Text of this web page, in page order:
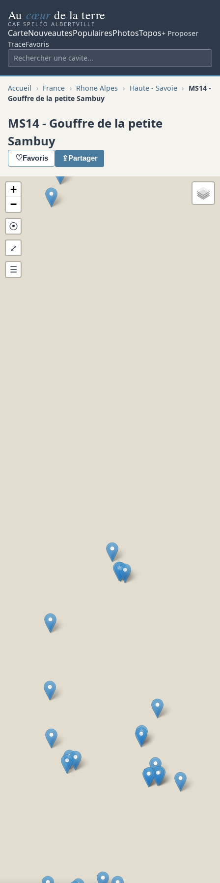
Au cœur de la terre
CAF SPELÉO ALBERTVILLE
CarteNouveautesPopulairesPhotosTopos+ Proposer
TraceFavoris
Accueil › France › Rhone Alpes › Haute - Savoie › MS14 -
Gouffre de la petite Sambuy
MS14 - Gouffre de la petite
Sambuy
♡Favoris ⇪ Partager
+
−
⦿
⤢
☰